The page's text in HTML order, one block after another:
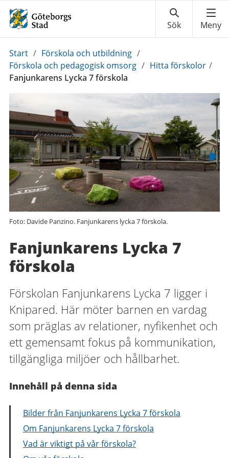
Du
är
här:
Start / Förskola och utbildning /
Förskola och pedagogisk omsorg / Hitta förskolor /
Fanjunkarens Lycka 7 förskola
Foto: Davide Panzino. Fanjunkarens lycka 7 förskola.
Fanjunkarens Lycka 7
förskola
Förskolan Fanjunkarens Lycka 7 ligger i
Knipared. Här möter barnen en vardag
som präglas av relationer, nyfikenhet och
ett gemensamt fokus på kommunikation,
tillgängliga miljöer och hållbarhet.
Innehåll på denna sida
Bilder från Fanjunkarens Lycka 7 förskola
Om Fanjunkarens Lycka 7 förskola
Vad är viktigt på vår förskola?